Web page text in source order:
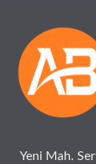
Yeni Mah.